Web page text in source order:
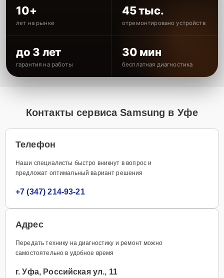
10+
лет на рынке
45 тыс.
отремонтировано устройств
до 3 лет
гарантия на работы
30 мин
бесплатная диагностика
Контакты сервиса Samsung в Уфе
Телефон
Наши специалисты быстро вникнут в вопрос и
предложат оптимальный вариант решения
+7 (347) 214-93-21
Адрес
Передать технику на диагностику и ремонт можно
самостоятельно в удобное время
г. Уфа, Российская ул., 11